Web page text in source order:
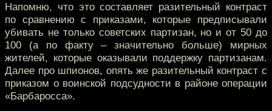
Напомню, что это составляет разительный контраст
по сравнению с приказами, которые предписывали
убивать не только советских партизан, но и от 50 до
100 (а по факту – значительно больше) мирных
жителей, которые оказывали поддержку партизанам.
Далее про шпионов, опять же разительный контраст с
приказом о воинской подсудности в районе операции
«Барбаросса».